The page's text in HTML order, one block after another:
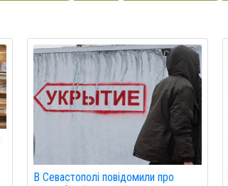
В Севастополі повідомили про